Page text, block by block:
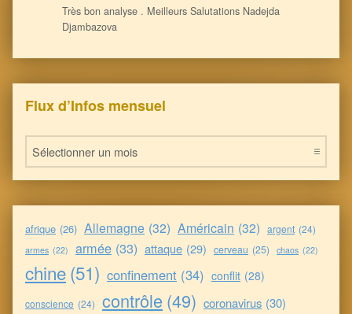
Très bon analyse . Meilleurs Salutations Nadejda
Djambazova
Flux d’Infos mensuel
Flux d’Infos mensuel
afrique (26) Allemagne (32) Américain (32) argent (24)
armes (22) armée (33) attaque (29) cerveau (25) chaos (22)
chine(51) confinement (34) conflit (28)
conscience (24) contrôle (49) coronavirus (30)